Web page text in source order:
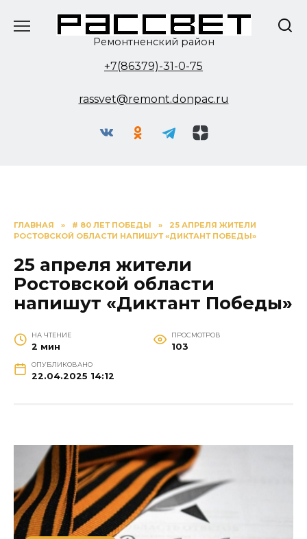
Ремонтненский район
+7(86379)-31-0-75
rassvet@remont.donpac.ru
ГЛАВНАЯ » # 80 ЛЕТ ПОБЕДЫ »
25 АПРЕЛЯ ЖИТЕЛИ
РОСТОВСКОЙ ОБЛАСТИ НАПИШУТ «ДИКТАНТ ПОБЕДЫ»
25 апреля жители
Ростовской области
напишут «Диктант Победы»
НА ЧТЕНИЕ
2 мин
ПРОСМОТРОВ
103
ОПУБЛИКОВАНО
22.04.2025 14:12